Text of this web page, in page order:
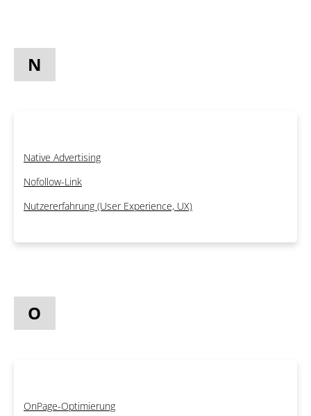
N
Native Advertising
Nofollow-Link
Nutzererfahrung (User Experience, UX)
O
OnPage-Optimierung